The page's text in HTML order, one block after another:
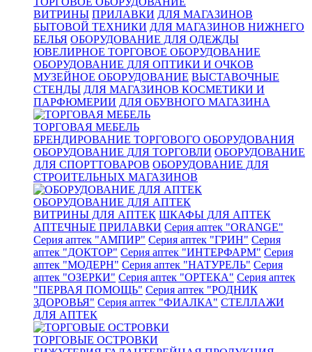
ВИТРИНЫ ПРИЛАВКИ ДЛЯ МАГАЗИНОВ
БЫТОВОЙ ТЕХНИКИ ДЛЯ МАГАЗИНОВ НИЖНЕГО
БЕЛЬЯ ОБОРУДОВАНИЕ ДЛЯ ОДЕЖДЫ
ЮВЕЛИРНОЕ ТОРГОВОЕ ОБОРУДОВАНИЕ
ОБОРУДОВАНИЕ ДЛЯ ОПТИКИ И ОЧКОВ
МУЗЕЙНОЕ ОБОРУДОВАНИЕ ВЫСТАВОЧНЫЕ
СТЕНДЫ ДЛЯ МАГАЗИНОВ КОСМЕТИКИ И
ПАРФЮМЕРИИ ДЛЯ ОБУВНОГО МАГАЗИНА
ТОРГОВАЯ МЕБЕЛЬ
БРЕНДИРОВАНИЕ ТОРГОВОГО ОБОРУДОВАНИЯ
ОБОРУДОВАНИЕ ДЛЯ ТОРГОВЛИ ОБОРУДОВАНИЕ
ДЛЯ СПОРТТОВАРОВ ОБОРУДОВАНИЕ ДЛЯ
СТРОИТЕЛЬНЫХ МАГАЗИНОВ
ОБОРУДОВАНИЕ ДЛЯ АПТЕК
ВИТРИНЫ ДЛЯ АПТЕК ШКАФЫ ДЛЯ АПТЕК
АПТЕЧНЫЕ ПРИЛАВКИ Серия аптек "ORANGE"
Серия аптек "АМПИР" Серия аптек "ГРИН" Серия
аптек "ДОКТОР" Серия аптек "ИНТЕРФАРМ" Серия
аптек "МОДЕРН" Серия аптек "НАТУРЕЛЬ" Серия
аптек "ОЗЕРКИ" Серия аптек "ОРТЕКА" Серия аптек
"ПЕРВАЯ ПОМОЩЬ" Серия аптек "РОДНИК
ЗДОРОВЬЯ" Серия аптек "ФИАЛКА" СТЕЛЛАЖИ
ДЛЯ АПТЕК
ТОРГОВЫЕ ОСТРОВКИ